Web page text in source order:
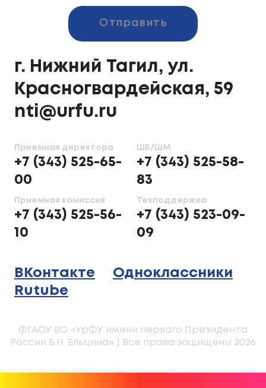
г. Нижний Тагил, ул.
Красногвардейская, 59
nti@urfu.ru
Приемная директора
+7 (343) 525-65-
00
Приемная комиссия
+7 (343) 525-56-
10
ШБ/ШМ
+7 (343) 525-58-
83
Техподдержка
+7 (343) 523-09-
09
ВКонтакте
Одноклассники
Rutube
Отправить
ФГАОУ ВО «УрФУ имени первого Президента
России Б.Н. Ельцина» | Все права защищены 2026